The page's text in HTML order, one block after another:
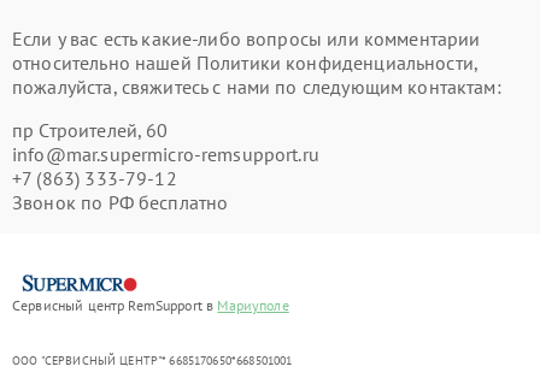
Если у вас есть какие-либо вопросы или комментарии
относительно нашей Политики конфиденциальности,
пожалуйста, свяжитесь с нами по следующим контактам:
пр Строителей, 60
info@mar.supermicro-remsupport.ru
+7 (863) 333-79-12
Звонок по РФ бесплатно
Сервисный центр RemSupport в Мариуполе
ООО "СЕРВИСНЫЙ ЦЕНТР"* 6685170650*668501001